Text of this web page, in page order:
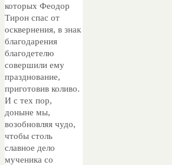
которых Феодор
Тирон спас от
осквернения, в знак
благодарения
благодетелю
совершили ему
празднование,
приготовив коливо.
И с тех пор,
доныне мы,
возобновляя чудо,
чтобы столь
славное дело
мученика со